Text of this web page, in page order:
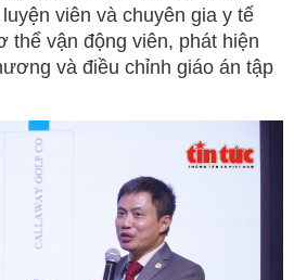
viên và chuyên gia y tế
thể vận động viên, phát hiện
và điều chỉnh giáo án tập